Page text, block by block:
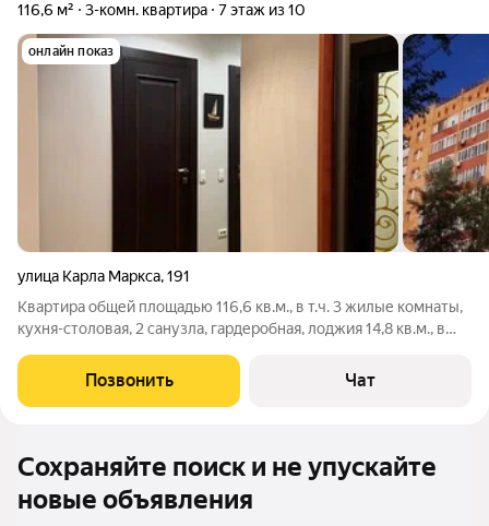
116,6 м² 3-комн. квартира 7 этаж из 10
онлайн показ
улица Карла Маркса,191
Квартира общей площадью 116,6 кв.м., в т.ч. 3 жилые комнаты,
кухня-столовая, 2 санузла, гардеробная, лоджия 14,8 кв.м., в
паркет, шведская и испанская сантехника, испанская плитка в
санузлах,
Позвонить Чат
Сохраняйте поиск и не упускайте
новые объявления